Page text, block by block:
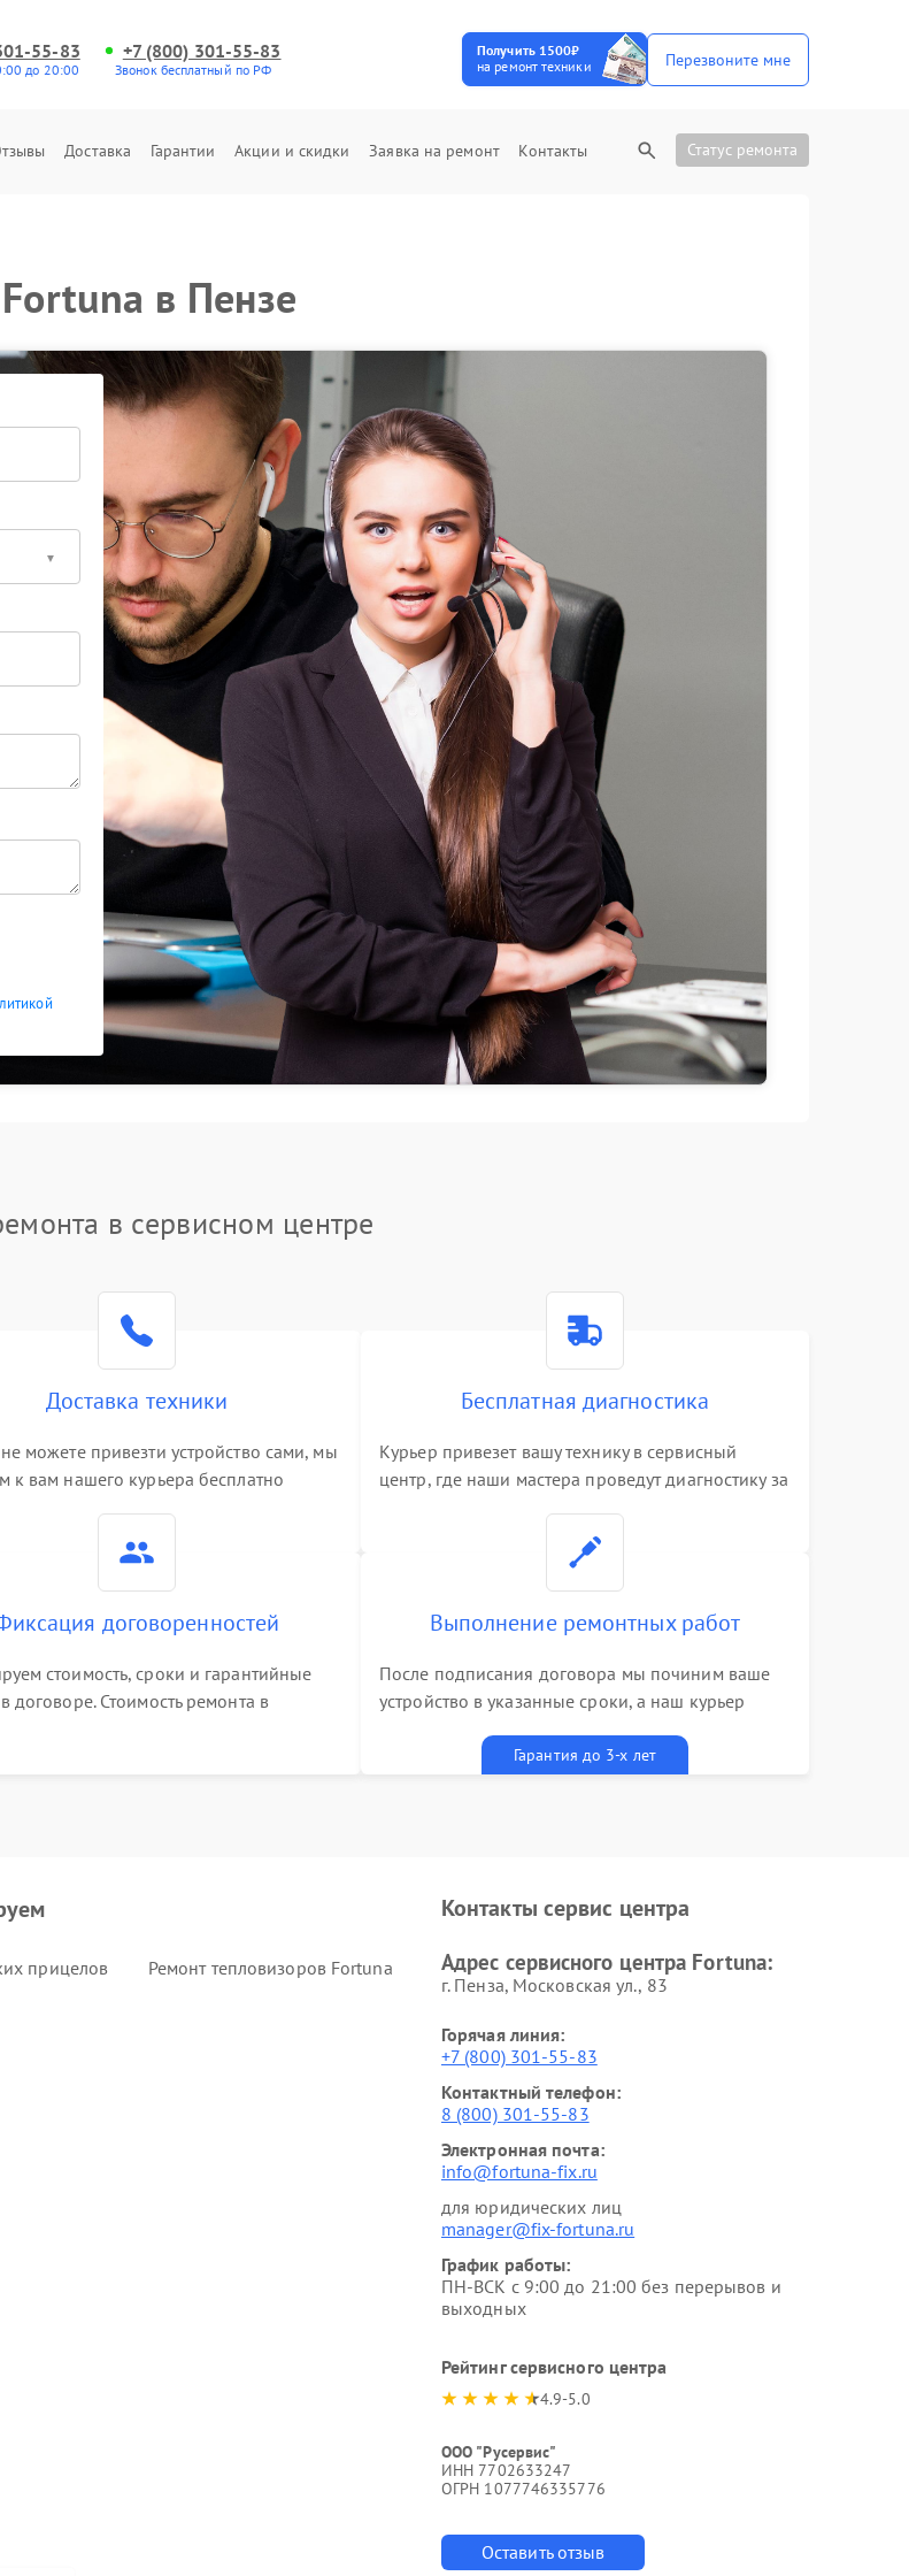
55-83
до 20:00
+7 (800) 301-55-83
Звонок бесплатный по РФ
Получить 1500₽
на ремонт техники
Перезвоните мне
Доставка Гарантии Акции и скидки Заявка на ремонт Контакты Статус ремонта
в Пензе
в сервисном центре
Доставка техники
можете привезти устройство сами, мы
к вам нашего курьера бесплатно
Бесплатная диагностика
Курьер привезет вашу технику в сервисный
центр, где наши мастера проведут диагностику за
договоренностей
стоимость, сроки и гарантийные
договоре. Стоимость ремонта в
Выполнение ремонтных работ
После подписания договора мы починим ваше
устройство в указанные сроки, а наш курьер
талоном бесплатноГарантия до 3-х лет
прицелов
Ремонт тепловизоров Fortuna
Контакты сервис центра
Адрес сервисного центра Fortuna:
г. Пенза, Московская ул., 83
Горячая линия:
+7 (800) 301-55-83
Контактный телефон:
8 (800) 301-55-83
Электронная почта:
info@fortuna-fix.ru
для юридических лиц
manager@fix-fortuna.ru
График работы:
ПН-ВСК с 9:00 до 21:00 без перерывов и
выходных
Рейтинг сервисного центра
4.9-5.0
ООО "Русервис"
ИНН 7702633247
ОГРН 1077746335776
Оставить отзыв